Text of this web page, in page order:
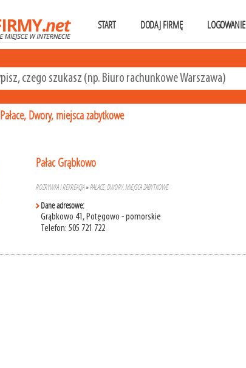
START DODAJ FIRMĘ LOGOWANIE
Pałace, Dwory, miejsca zabytkowe
Pałac Grąbkowo
ROZRYWKA I REKREACJA»PAŁACE, DWORY, MIEJSCA ZABYTKOWE
Dane adresowe:
Grąbkowo 41, Potęgowo - pomorskie
Telefon: 505 721 722